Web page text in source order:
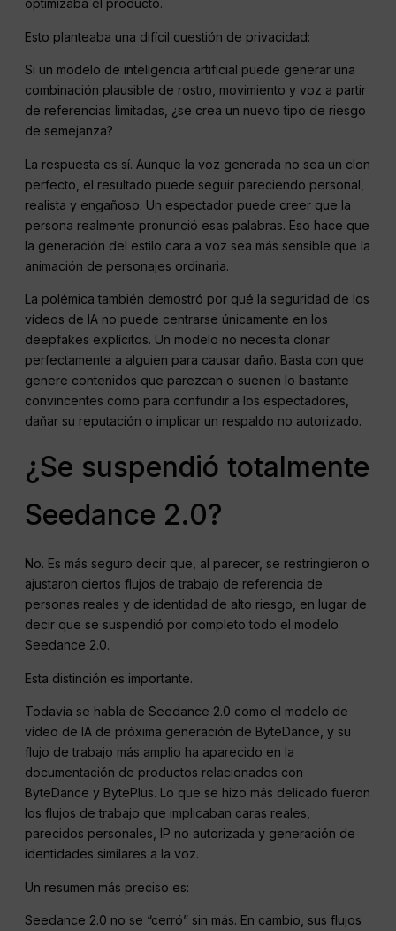
optimizaba el producto.
Esto planteaba una difícil cuestión de privacidad:
Si un modelo de inteligencia artificial puede generar una
combinación plausible de rostro, movimiento y voz a partir
de referencias limitadas, ¿se crea un nuevo tipo de riesgo
de semejanza?
La respuesta es sí. Aunque la voz generada no sea un clon
perfecto, el resultado puede seguir pareciendo personal,
realista y engañoso. Un espectador puede creer que la
persona realmente pronunció esas palabras. Eso hace que
la generación del estilo cara a voz sea más sensible que la
animación de personajes ordinaria.
La polémica también demostró por qué la seguridad de los
vídeos de IA no puede centrarse únicamente en los
deepfakes explícitos. Un modelo no necesita clonar
perfectamente a alguien para causar daño. Basta con que
genere contenidos que parezcan o suenen lo bastante
convincentes como para confundir a los espectadores,
dañar su reputación o implicar un respaldo no autorizado.
¿Se suspendió totalmente
Seedance 2.0?
No. Es más seguro decir que, al parecer, se restringieron o
ajustaron ciertos flujos de trabajo de referencia de
personas reales y de identidad de alto riesgo, en lugar de
decir que se suspendió por completo todo el modelo
Seedance 2.0.
Esta distinción es importante.
Todavía se habla de Seedance 2.0 como el modelo de
vídeo de IA de próxima generación de ByteDance, y su
flujo de trabajo más amplio ha aparecido en la
documentación de productos relacionados con
ByteDance y BytePlus. Lo que se hizo más delicado fueron
los flujos de trabajo que implicaban caras reales,
parecidos personales, IP no autorizada y generación de
identidades similares a la voz.
Un resumen más preciso es:
Seedance 2.0 no se “cerró” sin más. En cambio, sus flujos